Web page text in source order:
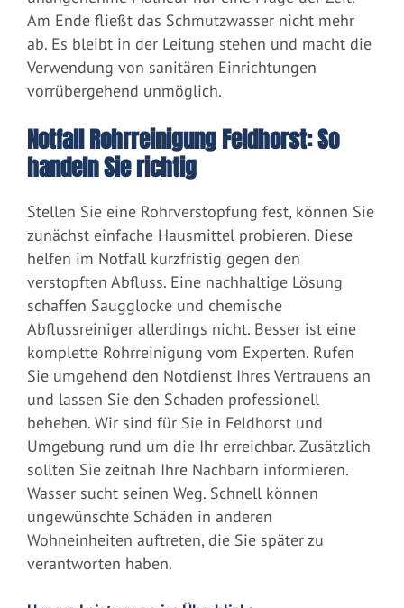
Am Ende fließt das Schmutzwasser nicht mehr
ab. Es bleibt in der Leitung stehen und macht die
Verwendung von sanitären Einrichtungen
vorrübergehend unmöglich.
Notfall Rohrreinigung Feldhorst: So
handeln Sie richtig
Stellen Sie eine Rohrverstopfung fest, können Sie
zunächst einfache Hausmittel probieren. Diese
helfen im Notfall kurzfristig gegen den
verstopften Abfluss. Eine nachhaltige Lösung
schaffen Saugglocke und chemische
Abflussreiniger allerdings nicht. Besser ist eine
komplette Rohrreinigung vom Experten. Rufen
Sie umgehend den Notdienst Ihres Vertrauens an
und lassen Sie den Schaden professionell
beheben. Wir sind für Sie in Feldhorst und
Umgebung rund um die Ihr erreichbar. Zusätzlich
sollten Sie zeitnah Ihre Nachbarn informieren.
Wasser sucht seinen Weg. Schnell können
ungewünschte Schäden in anderen
Wohneinheiten auftreten, die Sie später zu
verantworten haben.